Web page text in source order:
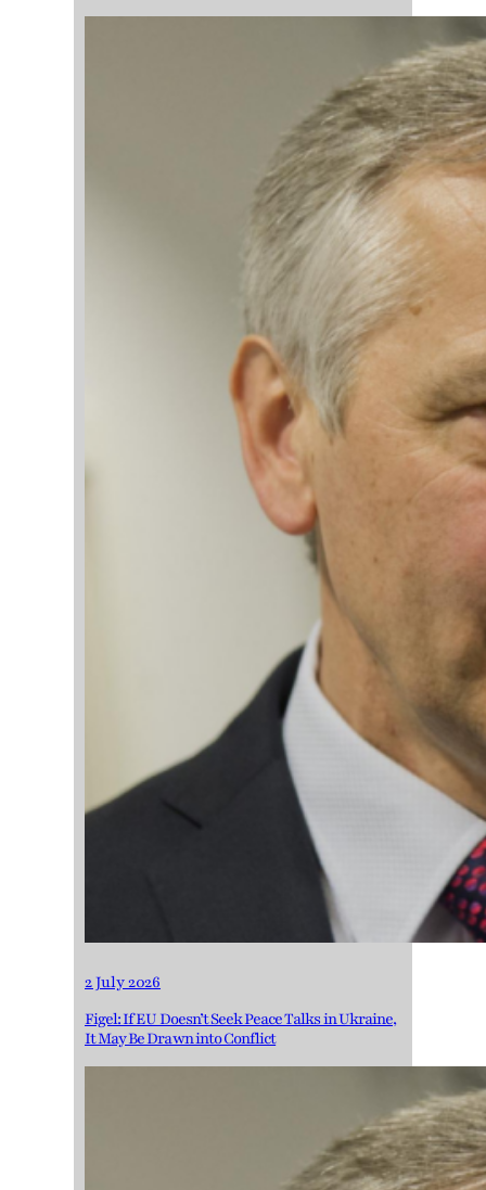
2 July 2026
Figel: If EU Doesn’t Seek Peace Talks in Ukraine,
It May Be Drawn into Conflict